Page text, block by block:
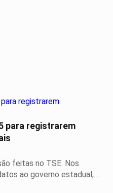
para registrarem
feitas no TSE. Nos
ao governo estadual,...